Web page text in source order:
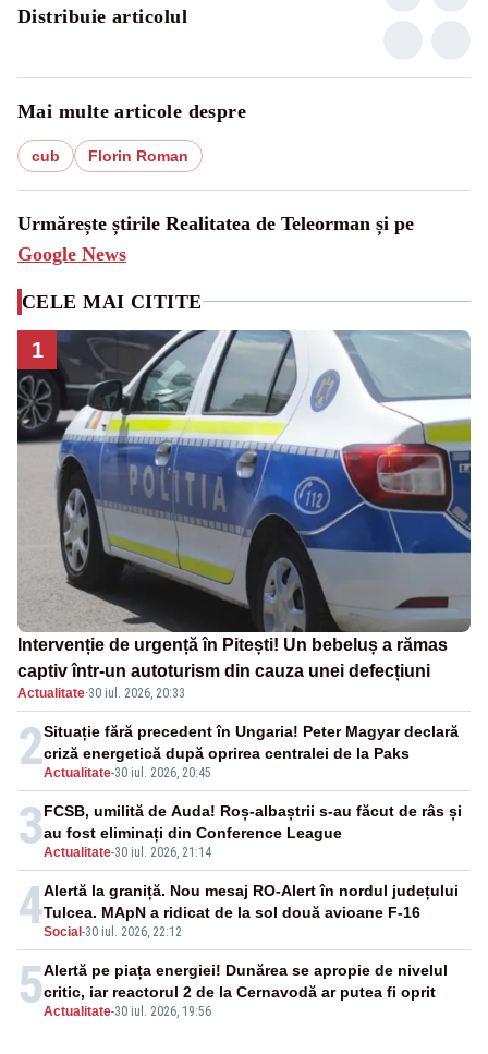
Distribuie articolul
Mai multe articole despre
cub Florin Roman
Urmărește știrile Realitatea de Teleorman și pe
Google News
CELE MAI CITITE
1
Intervenție de urgență în Pitești! Un bebeluș a rămas
captiv într-un autoturism din cauza unei defecțiuni
Actualitate·30 iul. 2026, 20:33
2Actualitate-30 iul. 2026, 20:45
Situație fără precedent în Ungaria! Peter Magyar declară
criză energetică după oprirea centralei de la Paks
3Actualitate-30 iul. 2026, 21:14
FCSB, umilită de Auda! Roș-albaștrii s-au făcut de râs și
au fost eliminați din Conference League
4Social -30 iul. 2026, 22:12
Alertă la graniță. Nou mesaj RO-Alert în nordul județului
Tulcea. MApN a ridicat de la sol două avioane F-16
5Actualitate-30 iul. 2026, 19:56
Alertă pe piața energiei! Dunărea se apropie de nivelul
critic, iar reactorul 2 de la Cernavodă ar putea fi oprit